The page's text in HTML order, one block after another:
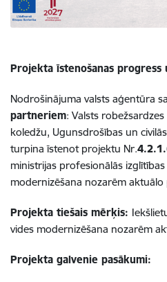
Projekta īstenošanas progress
Nodrošinājuma valsts aģentūra
partneriem: Valsts
koledžu, Ugunsdrošības un
turpina īstenot projektu Nr.
ministrijas profesionālās
modernizēšana nozarēm aktuālo
Projekta tiešais mērķis:
vides modernizēšana nozarēm
Projekta galvenie pasākumi: